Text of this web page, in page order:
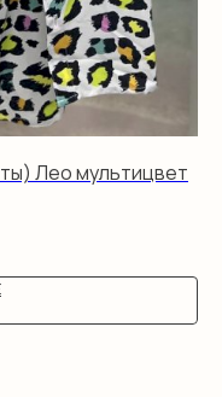
Лео мультицвет